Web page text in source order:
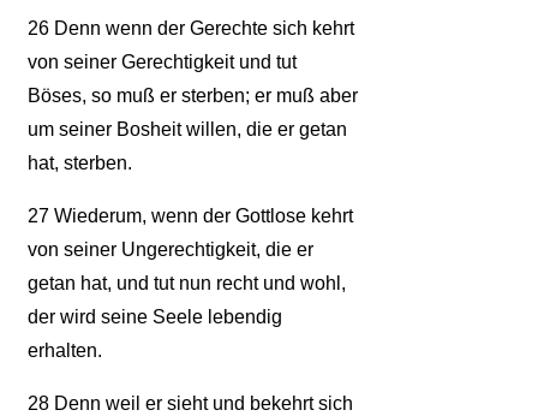
26Denn wenn der Gerechte sich kehrt
von seiner Gerechtigkeit und tut
Böses, so muß er sterben; er muß aber
um seiner Bosheit willen, die er getan
hat, sterben.
27Wiederum, wenn der Gottlose kehrt
von seiner Ungerechtigkeit, die er
getan hat, und tut nun recht und wohl,
der wird seine Seele lebendig
erhalten.
28Denn weil er sieht und bekehrt sich